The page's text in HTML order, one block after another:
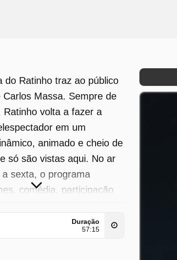
do Ratinho traz ao público
Carlos Massa. Sempre de
Ratinho volta a fazer a
em um
animado e cheio de
só são vistas aqui. No ar
a sexta, o programa
comédia, participação
Ratinho foi transmitido
Duração
57:15